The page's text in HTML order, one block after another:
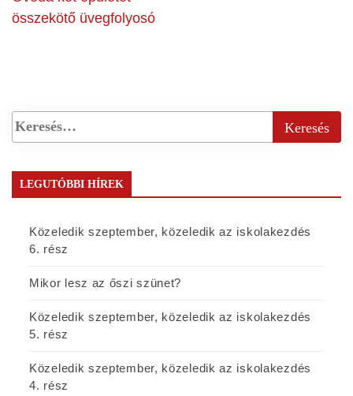
összekötő üvegfolyosó
LEGUTÓBBI HÍREK
Közeledik szeptember, közeledik az iskolakezdés
6. rész
Mikor lesz az őszi szünet?
Közeledik szeptember, közeledik az iskolakezdés
5. rész
Közeledik szeptember, közeledik az iskolakezdés
4. rész